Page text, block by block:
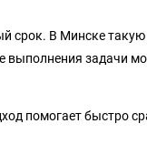
срок. В Минске
выполнения задачи
помогает быстро